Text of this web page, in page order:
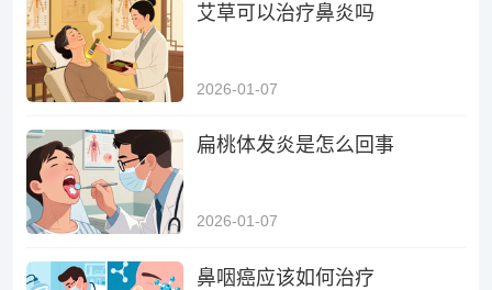
艾草可以治疗鼻炎吗
2026-01-07
扁桃体发炎是怎么回事
2026-01-07
鼻咽癌应该如何治疗